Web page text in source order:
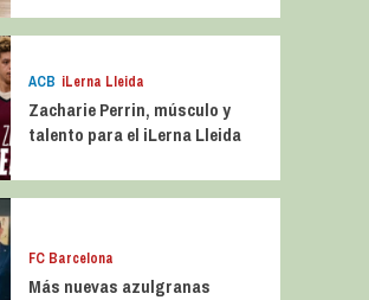
ACB iLerna Lleida
Zacharie Perrin, músculo y
talento para el iLerna Lleida
FC Barcelona
Más nuevas azulgranas